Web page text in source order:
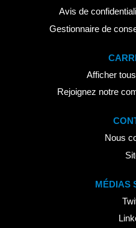
Avis de
Gestionnaire de
Afficher
Rejoignez notre
Nous
MÉDIAS